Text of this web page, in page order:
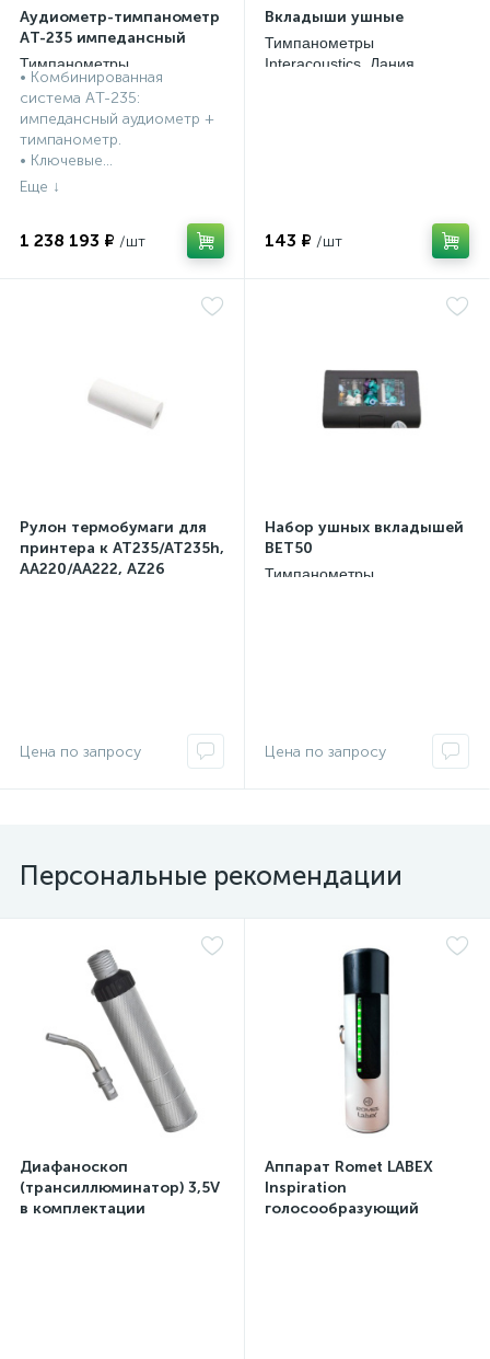
Аудиометр-тимпанометр
АT-235 импедансный
Тимпанометры
Interacoustics, Дания
• Комбинированная
система АT-235:
импедансный аудиометр +
тимпанометр.
• Ключевые...
1 238 193 ₽
Вкладыши ушные
Тимпанометры
Interacoustics, Дания
143 ₽
Рулон термобумаги для
принтера к AT235/AT235h,
AA220/AA222, AZ26
Набор ушных вкладышей
BET50
Тимпанометры
Персональные рекомендации
Диафаноскоп
(трансиллюминатор) 3,5V
в комплектации
Аппарат Romet LABEX
Inspiration
голосообразующий